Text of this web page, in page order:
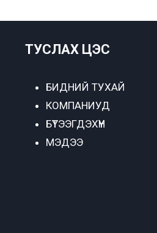
ТУСЛАХ ЦЭС
БИДНИЙ ТУХАЙ
КОМПАНИУД
БҮТЭЭГДЭХҮҮН
МЭДЭЭ